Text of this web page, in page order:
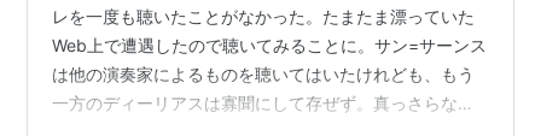
レを一度も聴いたことがなかった。たまたま漂っていた
Web上で遭遇したので聴いてみることに。サン=サーンス
は他の演奏家によるものを聴いてはいたけれども、もう
一方のディーリアスは寡聞にして存ぜず。真っさらな頭